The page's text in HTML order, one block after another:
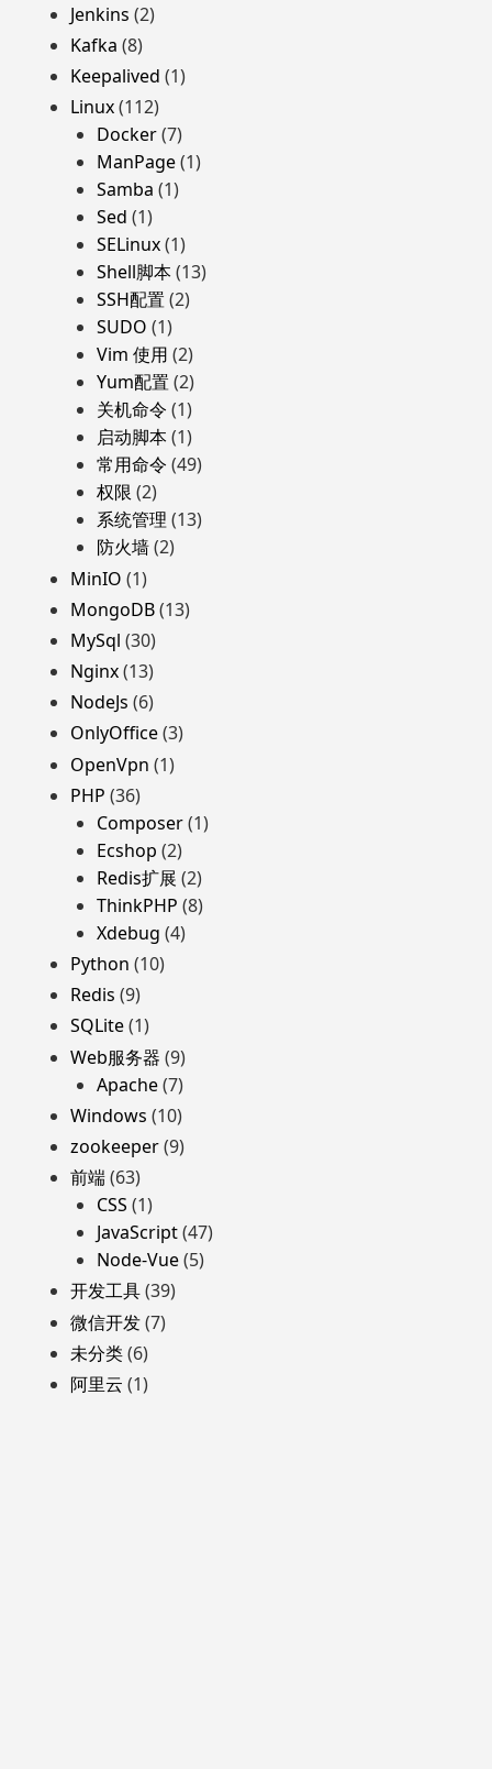
Jenkins (2)
Kafka (8)
Keepalived (1)
Linux(112)
Docker(7)
ManPage(1)
Samba (1)
Sed (1)
SELinux(1)
Shell脚本(13)
SSH配置 (2)
SUDO (1)
Vim 使用 (2)
Yum配置 (2)
关机命令 (1)
启动脚本(1)
常用命令 (49)
权限 (2)
系统管理 (13)
防火墙(2)
MinIO (1)
MongoDB(13)
MySql (30)
Nginx(13)
NodeJs (6)
OnlyOffice(3)
OpenVpn (1)
PHP (36)
Composer(1)
Ecshop (2)
Redis扩展 (2)
ThinkPHP (8)
Xdebug (4)
Python (10)
Redis (9)
SQLite(1)
Web服务器 (9)
Apache(7)
Windows (10)
zookeeper(9)
前端(63)
CSS (1)
JavaScript(47)
Node-Vue(5)
开发工具(39)
微信开发(7)
未分类(6)
阿里云 (1)